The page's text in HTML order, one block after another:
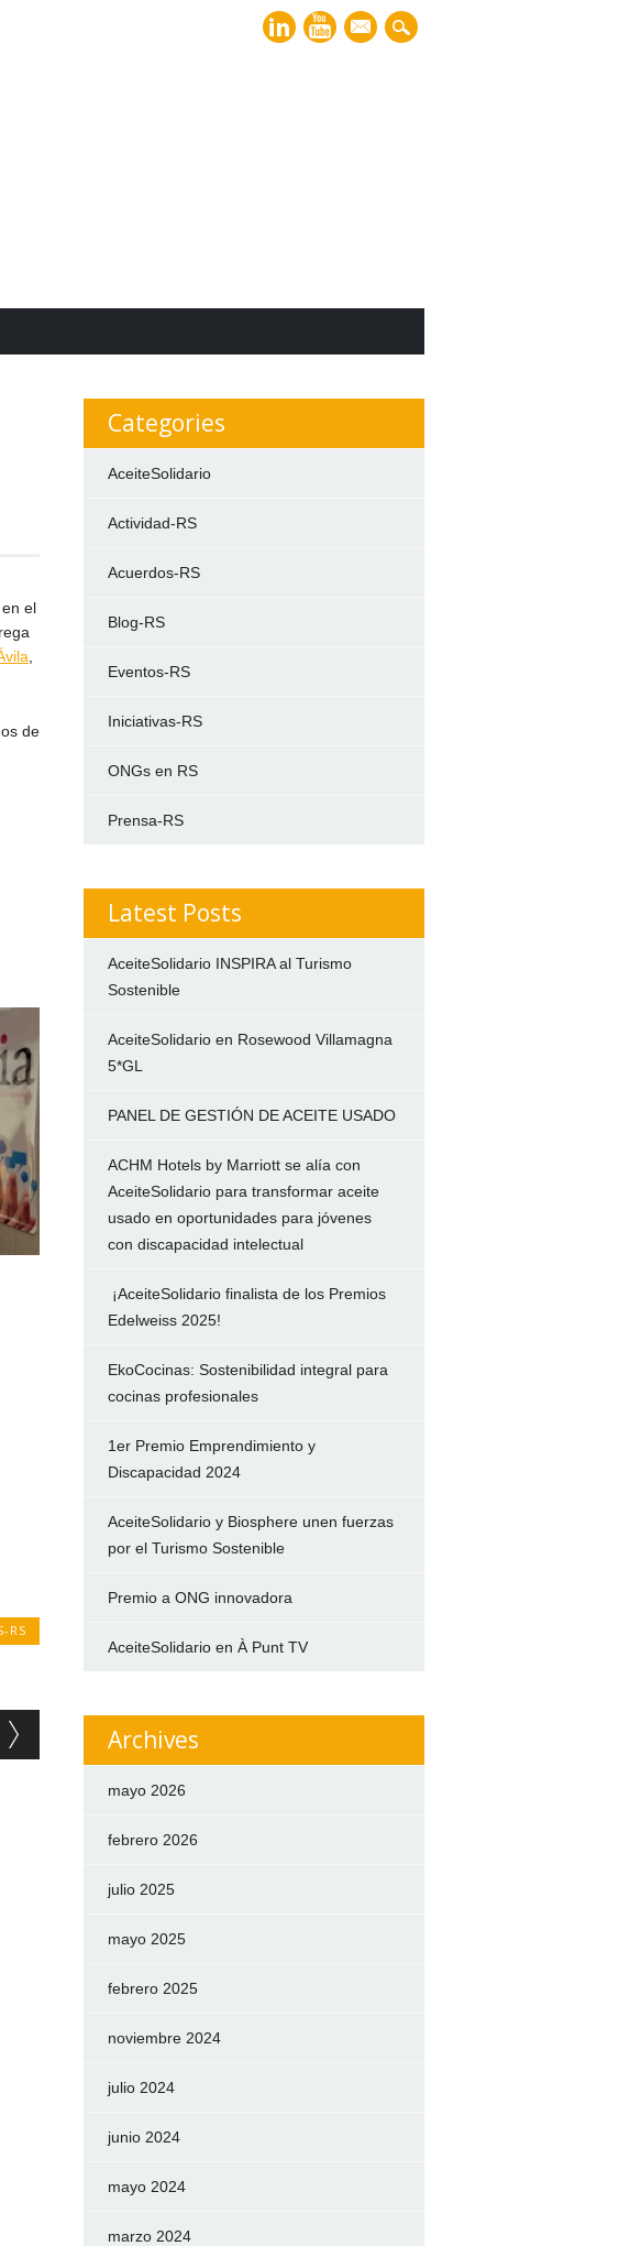
mail
el
de
RS
Categories
AceiteSolidario
Actividad-RS
Acuerdos-RS
Blog-RS
Eventos-RS
Iniciativas-RS
ONGs en RS
Prensa-RS
Latest Posts
AceiteSolidario INSPIRA al Turismo
Sostenible
AceiteSolidario en Rosewood Villamagna
5*GL
PANEL DE GESTIÓN DE ACEITE USADO
ACHM Hotels by Marriott se alía con
AceiteSolidario para transformar aceite
usado en oportunidades para jóvenes
con discapacidad intelectual
¡AceiteSolidario finalista de los Premios
Edelweiss 2025!
EkoCocinas: Sostenibilidad integral para
cocinas profesionales
1er Premio Emprendimiento y
Discapacidad 2024
AceiteSolidario y Biosphere unen fuerzas
por el Turismo Sostenible
Premio a ONG innovadora
AceiteSolidario en À Punt TV
Archives
mayo 2026
febrero 2026
julio 2025
mayo 2025
febrero 2025
noviembre 2024
julio 2024
junio 2024
mayo 2024
marzo 2024